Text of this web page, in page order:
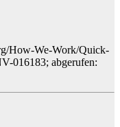
How-We-Work/Quick-
016183; abgerufen: